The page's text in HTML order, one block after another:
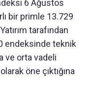
6 Ağustos
bir primle 13.729
tarafından
endeksinde teknik
ve orta vadeli
öne çıktığına